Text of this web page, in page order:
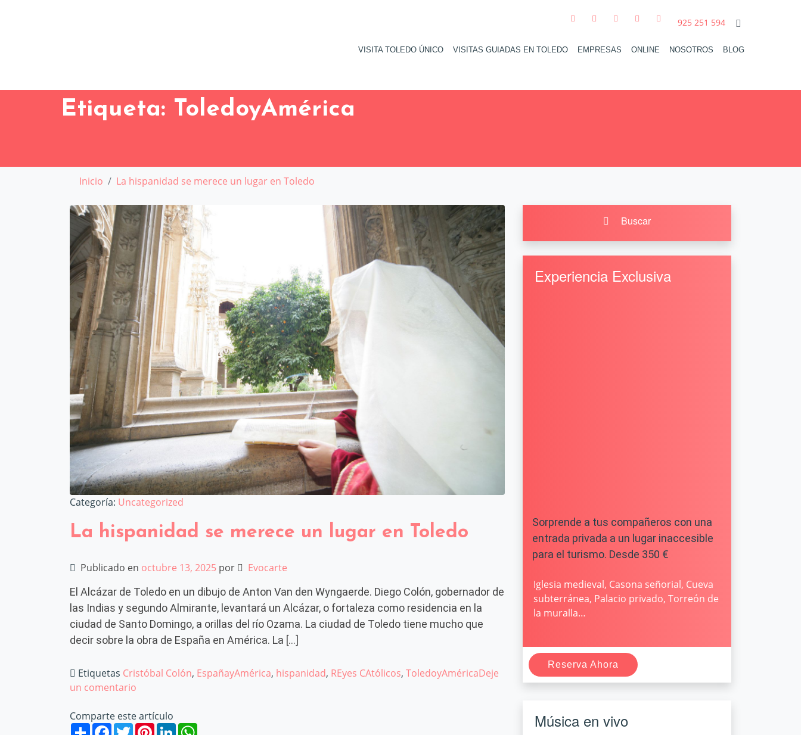
925 251 594
VISITA TOLEDO ÚNICO VISITAS GUIADAS EN TOLEDO EMPRESAS ONLINE NOSOTROS BLOG
Etiqueta: ToledoyAmérica
Inicio La hispanidad se merece un lugar en Toledo
Categoría: Uncategorized
La hispanidad se merece un lugar en Toledo
Publicado en octubre 13, 2025 por Evocarte
El Alcázar de Toledo en un dibujo de Anton Van den Wyngaerde. Diego Colón, gobernador de
las Indias y segundo Almirante, levantará un Alcázar, o fortaleza como residencia en la
ciudad de Santo Domingo, a orillas del río Ozama. La ciudad de Toledo tiene mucho que
decir sobre la obra de España en América. La […]
Etiquetas Cristóbal Colón, EspañayAmérica, hispanidad, REyes CAtólicos, ToledoyAméricaDeje
un comentario
Comparte este artículo
ShareFacebook
TwitterPinterest
LinkedIn
Buscar
Experiencia Exclusiva
Sorprende a tus compañeros con una
entrada privada a un lugar inaccesible
para el turismo. Desde 350 €
Iglesia medieval, Casona señorial, Cueva
subterránea, Palacio privado, Torreón de
la muralla…
Reserva Ahora
Música en vivo